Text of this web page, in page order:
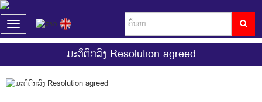
T
o
g
l
e
n
ມະຕິຕົກລົງ Resolution agreed